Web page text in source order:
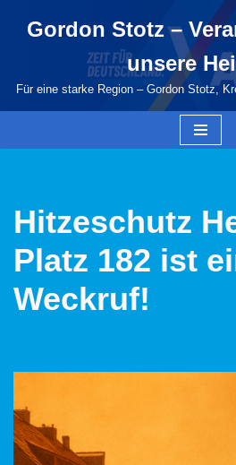
springen
Gordon Stotz –
unsere
Für eine starke Region – Gordon Stotz,
Hitzeschutz
Platz 182 ist
Weckruf!